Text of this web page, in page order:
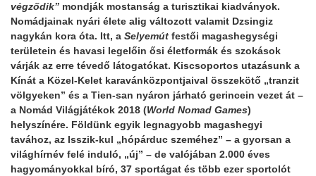
végződik” mondják mostanság a turisztikai kiadványok.
Nomádjainak nyári élete alig változott valamit Dzsingiz
nagykán kora óta. Itt, a Selyemút festői magashegységi
területein és havasi legelőin ősi életformák és szokások
várják az erre tévedő látogatókat. Kiscsoportos utazásunk a
Kínát a Közel-Kelet karavánközpontjaival összekötő „tranzit
völgyeken” és a Tien-san nyáron járható gerincein vezet át –
a Nomád Világjátékok 2018 (World Nomad Games)
helyszínére. Földünk egyik legnagyobb magashegyi
tavához, az Isszik-kul „hópárduc szeméhez” – a gyorsan a
világhírnév felé induló, „új” – de valójában 2.000 éves
hagyományokkal bíró, 37 sportágat és több ezer sportolót